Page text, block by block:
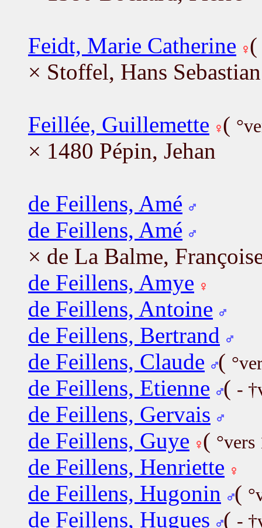
Feidt, Marie Catherine
× Stoffel, Hans Sebastian
Feillée, Guillemette (
× 1480 Pépin, Jehan
de Feillens, Amé
de Feillens, Amé
× de La Balme,
de Feillens, Amye
de Feillens, Antoine
de Feillens, Bertrand
de Feillens, Claude (
de Feillens, Etienne ( -
de Feillens, Gervais
de Feillens, Guye (
de Feillens, Henriette
de Feillens, Hugonin
(
de Feillens, Hugues ( -